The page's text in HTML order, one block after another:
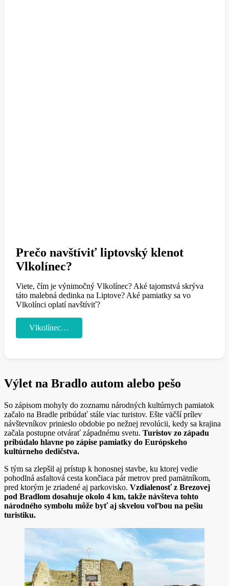
Prečo navštíviť liptovský klenot
Vlkolínec?
Viete, čím je výnimočný Vlkolínec? Aké tajomstvá skrýva
táto malebná dedinka na Liptove? Aké pamiatky sa vo
Vlkolínci oplatí navštíviť?
Vlkolínec…
Výlet na Bradlo autom alebo pešo
So zápisom mohyly do zoznamu národných kultúrnych pamiatok
začalo na Bradle pribúdať stále viac turistov. Ešte väčší prílev
návštevníkov prinieslo obdobie po nežnej revolúcii, kedy sa krajina
začala postupne otvárať západnému svetu. Turistov zo západu
pribúdalo hlavne po zápise pamiatky do Európskeho
kultúrneho dedičstva.
S tým sa zlepšil aj prístup k honosnej stavbe, ku ktorej vedie
pohodlná asfaltová cesta končiaca pár metrov pred pamätníkom,
pred ktorým je zriadené aj parkovisko. Vzdialenosť z Brezovej
pod Bradlom dosahuje okolo 4 km, takže návšteva tohto
národného symbolu môže byť aj skvelou voľbou na pešiu
turistiku.